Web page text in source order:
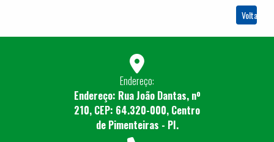
Voltar
Endereço:
Endereço: Rua João Dantas, nº
210, CEP: 64.320-000, Centro
de Pimenteiras - PI.